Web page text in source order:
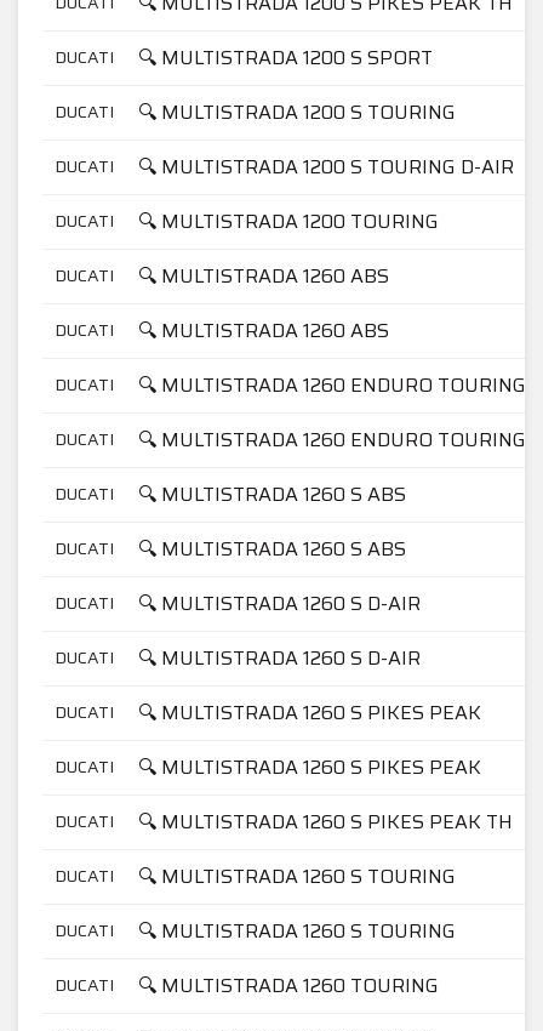
DUCATI 🔍 MULTISTRADA 1200 S SPORT
DUCATI 🔍 MULTISTRADA 1200 S TOURING
DUCATI 🔍 MULTISTRADA 1200 S TOURING D-AIR
DUCATI 🔍 MULTISTRADA 1200 TOURING
DUCATI 🔍 MULTISTRADA 1260 ABS
DUCATI 🔍 MULTISTRADA 1260 ABS
DUCATI 🔍 MULTISTRADA 1260 ENDURO TOURING
DUCATI 🔍 MULTISTRADA 1260 ENDURO TOURING
DUCATI 🔍 MULTISTRADA 1260 S ABS
DUCATI 🔍 MULTISTRADA 1260 S ABS
DUCATI 🔍 MULTISTRADA 1260 S D-AIR
DUCATI 🔍 MULTISTRADA 1260 S D-AIR
DUCATI 🔍 MULTISTRADA 1260 S PIKES PEAK
DUCATI 🔍 MULTISTRADA 1260 S PIKES PEAK
DUCATI 🔍 MULTISTRADA 1260 S PIKES PEAK TH
DUCATI 🔍 MULTISTRADA 1260 S TOURING
DUCATI 🔍 MULTISTRADA 1260 S TOURING
DUCATI 🔍 MULTISTRADA 1260 TOURING